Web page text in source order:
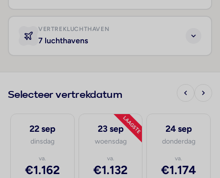
VERTREKLUCHTHAVEN
7 luchthavens
Selecteer vertrekdatum
22 sep
dinsdag
va.
€1.162
LAAGSTE
23 sep
woensdag
va.
€1.132
24 sep
donderdag
va.
€1.174